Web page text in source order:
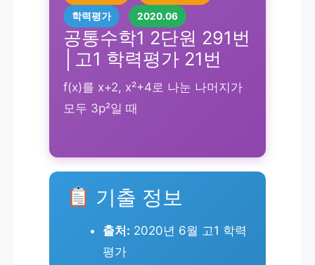
학력평가
2020.06
공통수학1 2단원 291번
│고1 학력평가 21번
f(x)를 x+2, x²+4로 나눈 나머지가
모두 3p²일 때
기출 정보
출처: 2020년 6월 고1 학력
평가